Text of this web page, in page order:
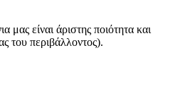
είναι άριστης ποιότητα και
του περιβάλλοντος).